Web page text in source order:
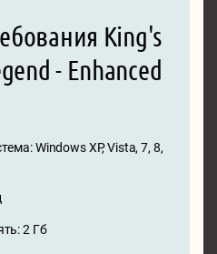
King's
- Enhanced
Windows XP, Vista, 7, 8,
2 Гб